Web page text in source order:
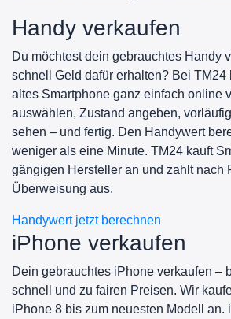
Handy verkaufen
Du möchtest dein gebrauchtes Handy
schnell Geld dafür erhalten? Bei TM24
altes Smartphone ganz einfach online
auswählen, Zustand angeben,
sehen – und fertig. Den Handywert
weniger als eine Minute. TM24 kauft
gängigen Hersteller an und zahlt nach
Überweisung aus.
Handywert jetzt berechnen
iPhone verkaufen
Dein gebrauchtes iPhone verkaufen –
schnell und zu fairen Preisen. Wir
iPhone 8 bis zum neuesten Modell an.